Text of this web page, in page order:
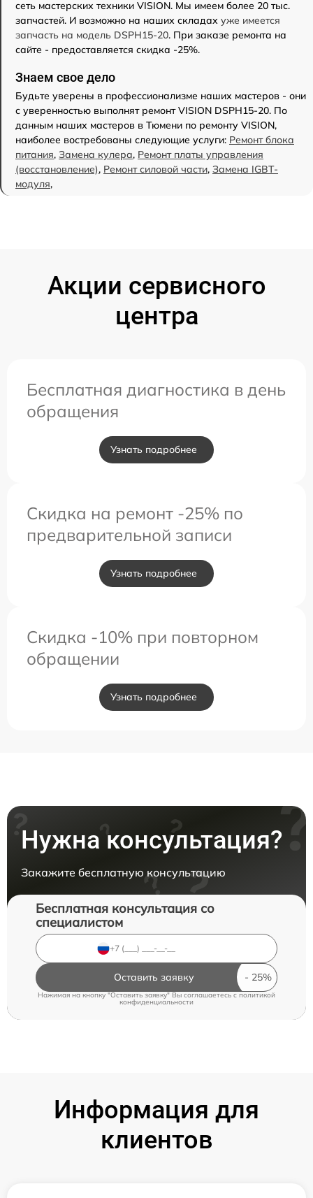
сеть мастерских техники VISION. Мы имеем более 20 тыс.
запчастей. И возможно на наших складах уже имеется
запчасть на модель DSPH15-20. При заказе ремонта на
сайте - предоставляется скидка -25%.
Знаем свое дело
Будьте уверены в профессионализме наших мастеров - они
с уверенностью выполнят ремонт VISION DSPH15-20. По
данным наших мастеров в Тюмени по ремонту VISION,
наиболее востребованы следующие услуги: Ремонт блока
питания, Замена кулера, Ремонт платы управления
(восстановление), Ремонт силовой части, Замена IGBT-
модуля,
Акции сервисного
центра
Бесплатная диагностика в день
обращения
Узнать подробнее
Скидка на ремонт -25% по
предварительной записи
Узнать подробнее
Скидка -10% при повторном
обращении
Узнать подробнее
Нужна консультация?
Закажите бесплатную консультацию
Бесплатная консультация со
специалистом
Оставить заявку
Нажимая на кнопку "Оставить заявку" Вы соглашаетесь cполитикой
конфиденциальности
Информация для
клиентов